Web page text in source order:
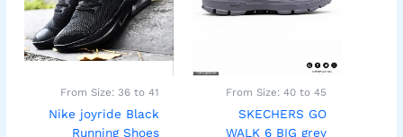
From Size: 40 to 45
SKECHERS GO
WALK 6 BIG grey
المختلفة
اختيار
على
From Size: 36 to 41
Nike joyride Black
Running Shoes
المختلفة
لهذا
المنتج.
اختيار
على